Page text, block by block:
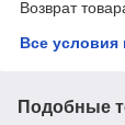
Возврат
Все условия
Подобные